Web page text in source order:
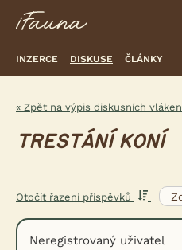
INZERCE DISKUSE ČLÁNKY
« Zpět na výpis diskusních vláken
TRESTÁNÍ KONÍ
Otočit řazení příspěvků
Neregistrovaný uživatel